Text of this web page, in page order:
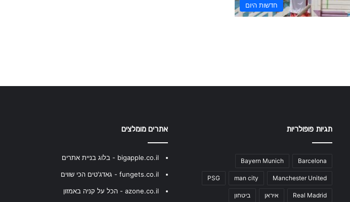
חדשות היום
תגיות פופולריות
Barcelona
Bayern Munich
Manchester United
man city
PSG
Real Madrid איראן ביטחון
אתרים מומלצים
bigapple.co.il - בלוג בניית אתרים
fungets.co.il - גאדג'טים הכי שווים
azone.co.il - הכל על קניה באמזון